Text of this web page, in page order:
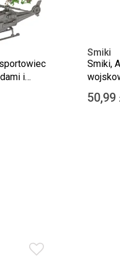
i
Smiki
Smiki,
pojazd
50,99